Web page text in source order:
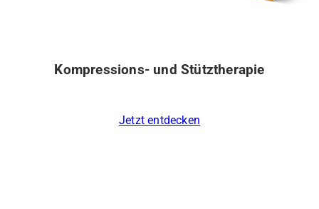
Kompressions- und Stütztherapie
Jetzt entdecken